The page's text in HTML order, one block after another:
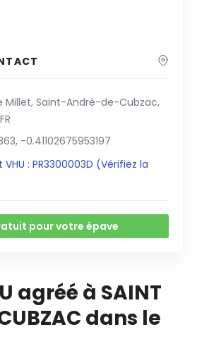
Millet, Saint-André-de-Cubzac,
-0.41102675953197
: PR3300003D (Vérifiez la
pour votre épave
agréé à SAINT
dans le